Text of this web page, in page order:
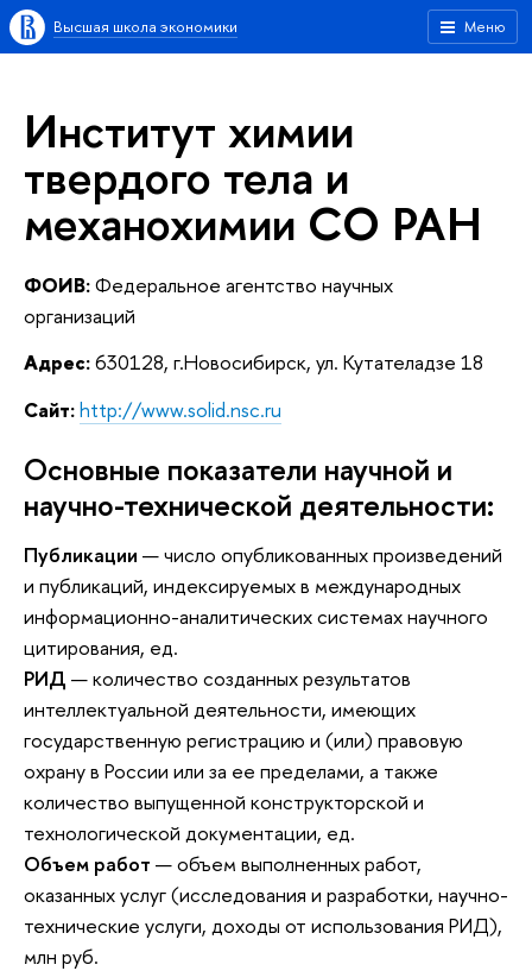
Меню
Высшая школа экономики
Институт химии
твердого тела и
механохимии СО РАН
ФОИВ:Федеральное агентство научных
организаций
Адрес:630128, г.Новосибирск, ул. Кутателадзе 18
Сайт:http://www.solid.nsc.ru
Основные показатели научной и
научно-технической деятельности:
Публикации — число опубликованных произведений
и публикаций, индексируемых в международных
информационно-аналитических системах научного
цитирования, ед.
РИД — количество созданных результатов
интеллектуальной деятельности, имеющих
государственную регистрацию и (или) правовую
охрану в России или за ее пределами, а также
количество выпущенной конструкторской и
технологической документации, ед.
Объем работ — объем выполненных работ,
оказанных услуг (исследования и разработки, научно-
технические услуги, доходы от использования РИД),
млн руб.